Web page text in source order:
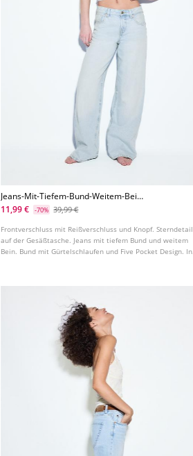
Jeans-Mit-Tiefem-Bund-Weitem-Bein-
Und-Stern
11,99 € -70% 39,99 €
Frontverschluss mit Reißverschluss und Knopf. Sterndetail
auf der Gesäßtasche. Jeans mit tiefem Bund und weitem
Bein. Bund mit Gürtelschlaufen und Five Pocket Design. In